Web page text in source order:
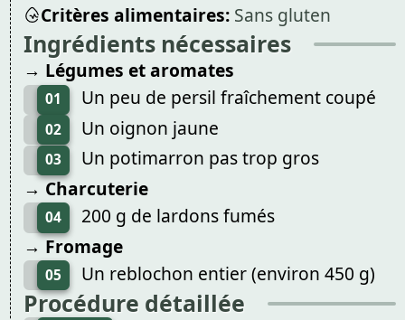
Critères alimentaires: Sans gluten
Ingrédients nécessaires
→ Légumes et aromates
01 Un peu de persil fraîchement coupé
02 Un oignon jaune
03
Un potimarron pas trop gros
→ Charcuterie
04
200 g de lardons fumés
→ Fromage
05 Un reblochon entier (environ 450 g)
Procédure détaillée